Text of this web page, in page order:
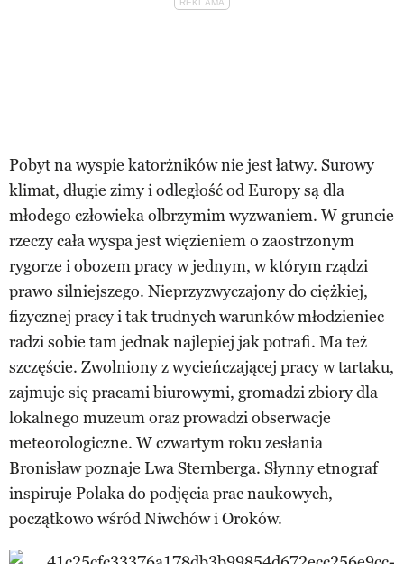
Pobyt na wyspie katorżników nie jest łatwy. Surowy
klimat, długie zimy i odległość od Europy są dla
młodego człowieka olbrzymim wyzwaniem. W gruncie
rzeczy cała wyspa jest więzieniem o zaostrzonym
rygorze i obozem pracy w jednym, w którym rządzi
prawo silniejszego. Nieprzyzwyczajony do ciężkiej,
fizycznej pracy i tak trudnych warunków młodzieniec
radzi sobie tam jednak najlepiej jak potrafi. Ma też
szczęście. Zwolniony z wycieńczającej pracy w tartaku,
zajmuje się pracami biurowymi, gromadzi zbiory dla
lokalnego muzeum oraz prowadzi obserwacje
meteorologiczne. W czwartym roku zesłania
Bronisław poznaje Lwa Sternberga. Słynny etnograf
inspiruje Polaka do podjęcia prac naukowych,
początkowo wśród Niwchów i Oroków.